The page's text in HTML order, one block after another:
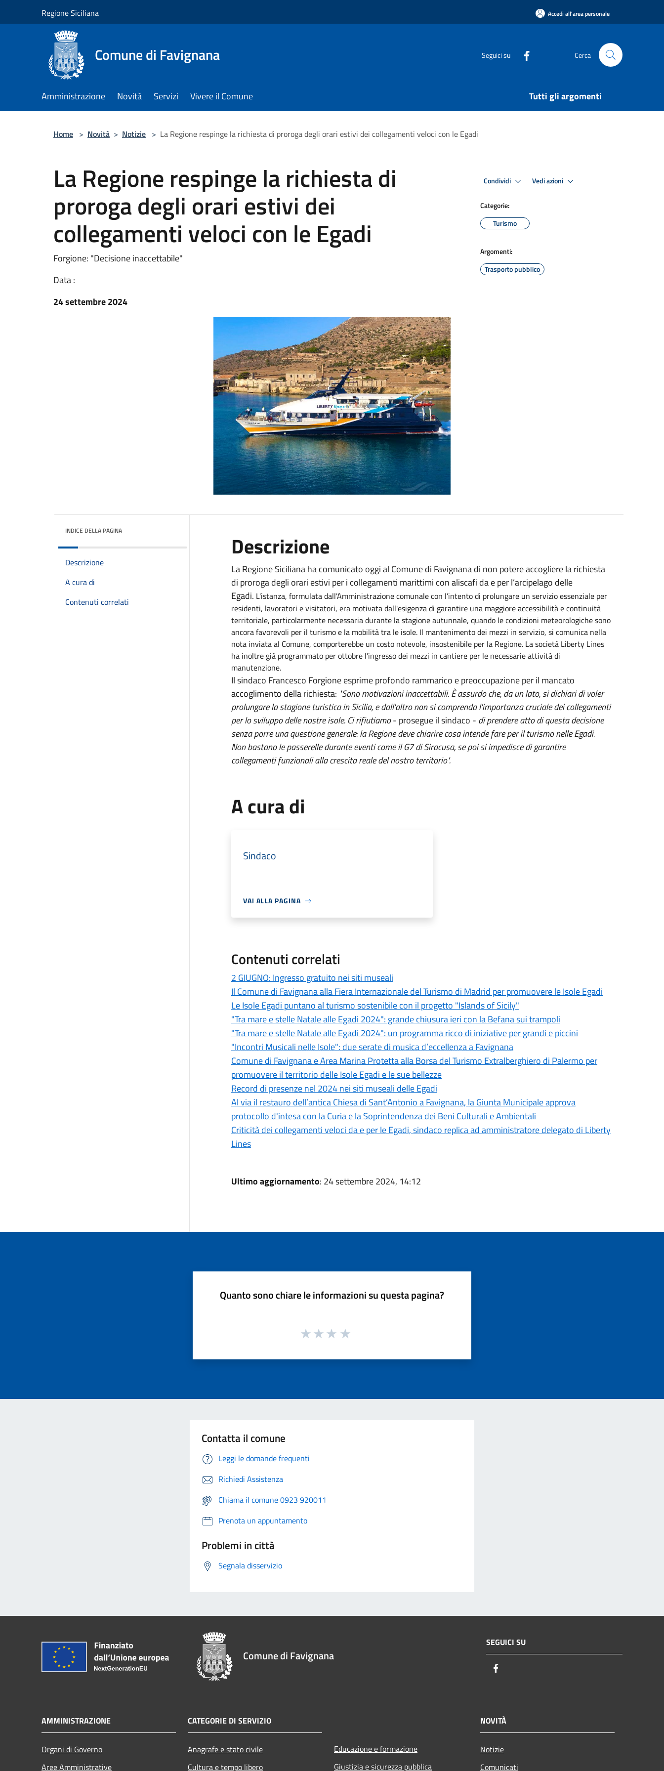
Regione Siciliana Accedi all'area personale
Comune di Favignana Seguici su Cerca
Amministrazione Novità Servizi Vivere il Comune Tutti gli argomenti
Home > Novità > Notizie > La Regione respinge la richiesta di proroga degli orari estivi dei collegamenti veloci con le Egadi
La Regione respinge la richiesta di
proroga degli orari estivi dei
collegamenti veloci con le Egadi
Forgione: "Decisione inaccettabile"
Data :
24 settembre 2024
Condividi Vedi azioni
Categorie:
Turismo
Argomenti:
Trasporto pubblico
INDICE DELLA PAGINA
Descrizione
A cura di
Contenuti correlati
Descrizione
La Regione Siciliana ha comunicato oggi al Comune di Favignana di non potere accogliere la richiesta
di proroga degli orari estivi per i collegamenti marittimi con aliscafi da e per l’arcipelago delle
Egadi. L'istanza, formulata dall'Amministrazione comunale con l’intento di prolungare un servizio essenziale per
residenti, lavoratori e visitatori, era motivata dall'esigenza di garantire una maggiore accessibilità e continuità
territoriale, particolarmente necessaria durante la stagione autunnale, quando le condizioni meteorologiche sono
ancora favorevoli per il turismo e la mobilità tra le isole. Il mantenimento dei mezzi in servizio, si comunica nella
nota inviata al Comune, comporterebbe un costo notevole, insostenibile per la Regione. La società Liberty Lines
ha inoltre già programmato per ottobre l’ingresso dei mezzi in cantiere per le necessarie attività di
manutenzione.
Il sindaco Francesco Forgione esprime profondo rammarico e preoccupazione per il mancato
accoglimento della richiesta: "Sono motivazioni inaccettabili. È assurdo che, da un lato, si dichiari di voler
prolungare la stagione turistica in Sicilia, e dall'altro non si comprenda l'importanza cruciale dei collegamenti
per lo sviluppo delle nostre isole. Ci rifiutiamo- prosegue il sindaco - di prendere atto di questa decisione
senza porre una questione generale: la Regione deve chiarire cosa intende fare per il turismo nelle Egadi.
Non bastano le passerelle durante eventi come il G7 di Siracusa, se poi si impedisce di garantire
collegamenti funzionali alla crescita reale del nostro territorio".
A cura di
Sindaco
VAI ALLA PAGINA
Contenuti correlati
2 GIUGNO: Ingresso gratuito nei siti museali
Il Comune di Favignana alla Fiera Internazionale del Turismo di Madrid per promuovere le Isole Egadi
Le Isole Egadi puntano al turismo sostenibile con il progetto "Islands of Sicily"
"Tra mare e stelle Natale alle Egadi 2024": grande chiusura ieri con la Befana sui trampoli
"Tra mare e stelle Natale alle Egadi 2024": un programma ricco di iniziative per grandi e piccini
"Incontri Musicali nelle Isole": due serate di musica d’eccellenza a Favignana
Comune di Favignana e Area Marina Protetta alla Borsa del Turismo Extralberghiero di Palermo per
promuovere il territorio delle Isole Egadi e le sue bellezze
Record di presenze nel 2024 nei siti museali delle Egadi
Al via il restauro dell’antica Chiesa di Sant’Antonio a Favignana, la Giunta Municipale approva
protocollo d'intesa con la Curia e la Soprintendenza dei Beni Culturali e Ambientali
Criticità dei collegamenti veloci da e per le Egadi, sindaco replica ad amministratore delegato di Liberty
Lines
Ultimo aggiornamento: 24 settembre 2024, 14:12
Quanto sono chiare le informazioni su questa pagina?
Contatta il comune
Leggi le domande frequenti
Richiedi Assistenza
Chiama il comune 0923 920011
Prenota un appuntamento
Problemi in città
Segnala disservizio
Comune di Favignana
SEGUICI SU
AMMINISTRAZIONE
Organi di Governo
Aree Amministrative
CATEGORIE DI SERVIZIO
Anagrafe e stato civile
Cultura e tempo libero
Educazione e formazione
Giustizia e sicurezza pubblica
NOVITÀ
Notizie
Comunicati